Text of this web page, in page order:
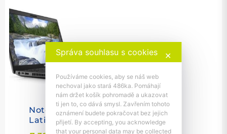
Notebook Dell
Latitude 5400
Správa souhlasu s cookies ✕
Používáme cookies, aby se náš web
nechoval jako stará 486ka. Pomáhají
nám držet košík pohromadě a ukazovat
ti jen to, co dává smysl. Zavřením tohoto
oznámení budete pokračovat bez jejich
přijetí. By accepting, you acknowledge
that your personal data may be collected